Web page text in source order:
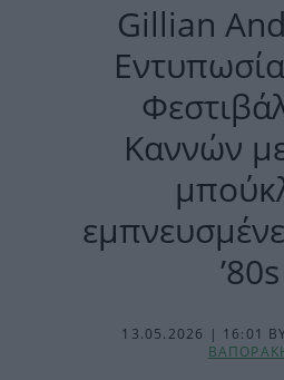
Gillian
Καννών
’80s
13.05.2026 | 16:01